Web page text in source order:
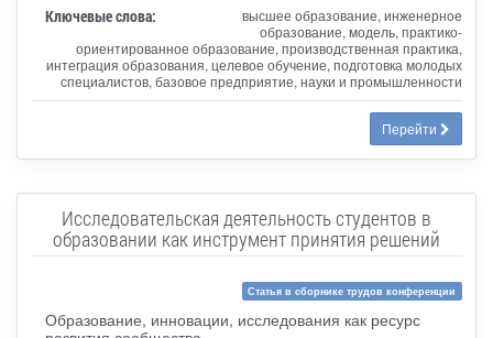
Ключевые слова:
высшее образование, инженерное
образование, модель, практико-
ориентированное образование, производственная практика,
интеграция образования, целевое обучение, подготовка молодых
специалистов, базовое предприятие, науки и промышленности
Перейти
Исследовательская деятельность студентов в
образовании как инструмент принятия решений
Статья в сборнике трудов конференции
Образование, инновации, исследования как ресурс